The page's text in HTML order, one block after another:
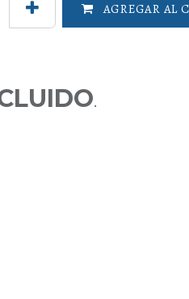
AGREGAR AL
.